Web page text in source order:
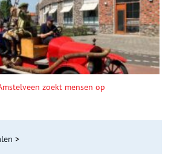
zoekt mensen op
>